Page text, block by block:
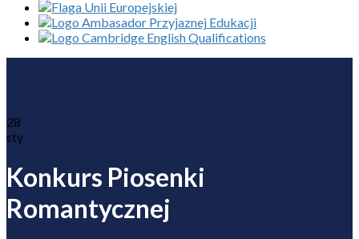
28
sty
Konkurs Piosenki
Romantycznej